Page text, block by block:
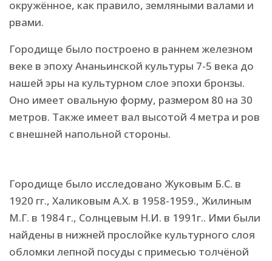
окружённое, как правило, земляными валами и
рвами.
Городище было построено в раннем железном
веке в эпоху Ананьинской культуры 7-5 века до
нашей эры на культурном слое эпохи бронзы.
Оно имеет овальную форму, размером 80 на 30
метров. Также имеет вал высотой 4 метра и ров
с внешней напольной стороны.
Городище было исследовано Жуковым Б.С. в
1920 гг., Халиковым А.Х. в 1958-1959., Жилиным
М.Г. в 1984 г., Солнцевым Н.И. в 1991г.. Ими были
найдены в нижней прослойке культурного слоя
обломки лепной посуды с примесью толчёной